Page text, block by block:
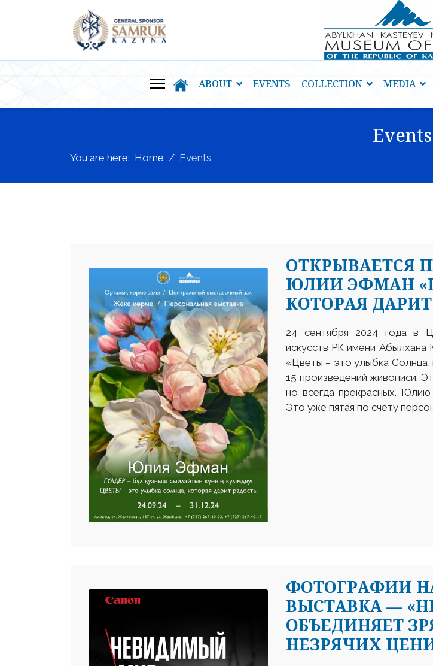
ABOUT EVENTS COLLECTION MEDIA
Events
You are here: Home Events
OТКРЫВАЕТСЯ
ЮЛИИ ЭФМАН
КОТОРАЯ
24 сентября 2024 года в
искусств РК имени Абылхана
«Цветы – это улыбка Солнца,
15 произведений живописи.
но всегда прекрасных.
Это уже пятая по счету
ФОТОГРАФИИ
ВЫСТАВКА —
ОБЪЕДИНЯЕТ
НЕЗРЯЧИХ